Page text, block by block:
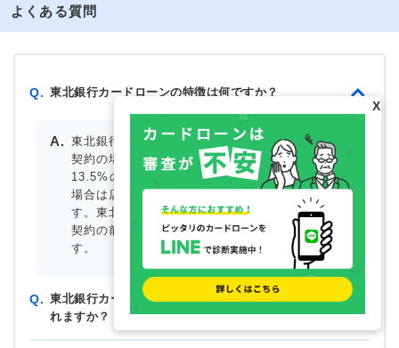
よくある質問
Q. 東北銀行カードローンの特徴は何ですか？
東北銀行カードローンの金利は固定金利で、店頭
契約の場合は年4.40%、年5.50%、年9.50%、年
13.5%のいずれかです。Web完結契約で契約した
場合は店頭契約よりも金利が年0.5％優遇されま
す。東北銀行の口座がなくても申込できますが、
契約の前に店頭にて口座開設の手続きが必要で
す。
Q. 東北銀行カードローンの審査はどのようにおこなわ
れますか？
X